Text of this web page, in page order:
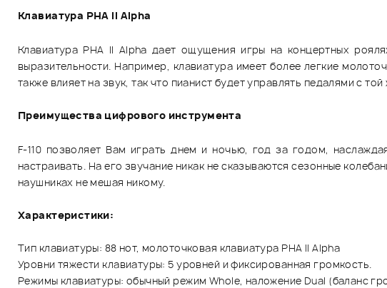
Клавиатура PHA II Alpha
Клавиатура PHA II Alpha дает ощущения игры на концертных
выразительности. Например, клавиатура имеет более легкие
также влияет на звук, так что пианист будет управлять педалями с
Преимущества цифрового инструмента
F-110 позволяет Вам играть днем и ночью, год за годом,
настраивать. На его звучание никак не сказываются сезонные
наушниках не мешая никому.
Характеристики:
Тип клавиатуры: 88 нот, молоточковая клавиатура PHA II Alpha
Уровни тяжести клавиатуры: 5 уровней и фиксированная громкость.
Режимы клавиатуры: обычный режим Whole, наложение Dual (баланс